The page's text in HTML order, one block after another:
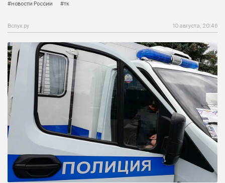
#новости России #тк
Вслух.ру 10 августа, 20:46